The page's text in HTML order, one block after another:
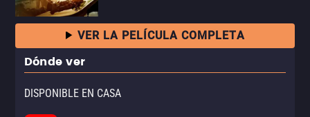
VER LA PELÍCULA COMPLETA
Dónde ver
DISPONIBLE EN CASA